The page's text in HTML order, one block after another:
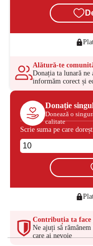
Alătură-te
Donația ta lunară ne
informăm corect și
Donație
Donează o
calitate
Scrie suma pe care
Contribuția ta face
Ne ajuți să
care ai nevoie